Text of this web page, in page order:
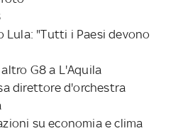
Lula: "Tutti i Paesi devono
G8 a L'Aquila
direttore d'orchestra
su economia e clima